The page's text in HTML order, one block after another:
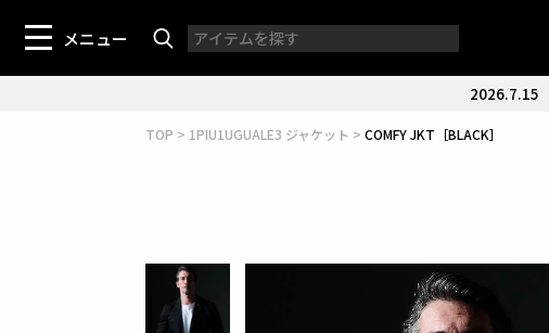
メニュー
2026.7.15
TOP 1PIU1UGUALE3 ジャケット COMFY JKT［BLACK］